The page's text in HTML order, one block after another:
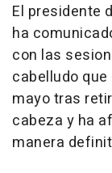
El presidente
ha
con las
cabelludo
mayo tras
cabeza y ha
manera